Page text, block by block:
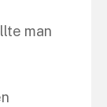
man